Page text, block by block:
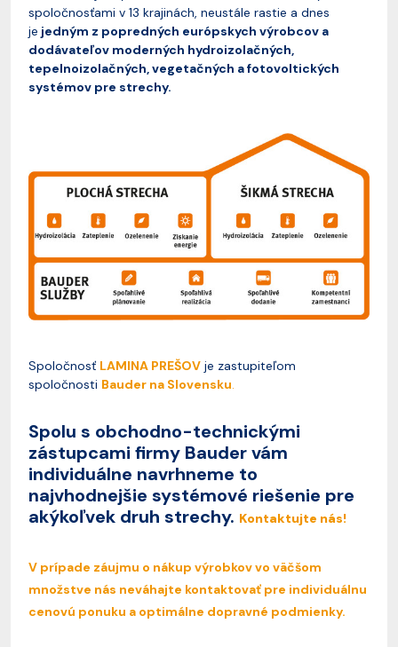
spoločnosťami v 13 krajinách, neustále rastie a dnes
je jedným z popredných európskych výrobcov a
dodávateľov moderných hydroizolačných,
tepelnoizolačných, vegetačných a fotovoltických
systémov pre strechy.
Spoločnosť LAMINA PREŠOV je zastupiteľom
spoločnosti Bauder na Slovensku.
Spolu s obchodno-technickými
zástupcami firmy Bauder vám
individuálne navrhneme to
najvhodnejšie systémové riešenie pre
akýkoľvek druh strechy. Kontaktujte nás!
V prípade záujmu o nákup výrobkov vo väčšom
množstve nás neváhajte kontaktovať pre individuálnu
cenovú ponuku a optimálne dopravné podmienky.